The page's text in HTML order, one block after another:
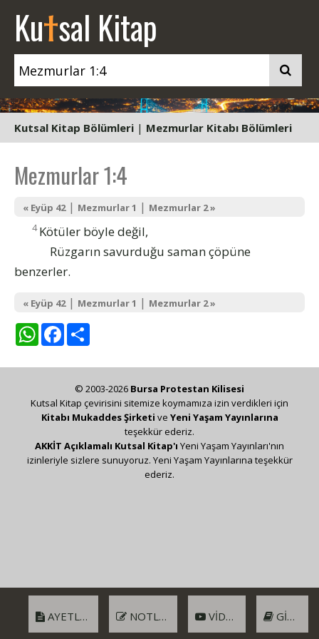
Kutsal Kitap
Kutsal Kitap Bölümleri | Mezmurlar Kitabı Bölümleri
Mezmurlar 1:4
« Eyüp 42| Mezmurlar 1 | Mezmurlar 2 »
4 Kötüler böyle değil,
Rüzgarın savurduğu saman çöpüne
benzerler.
« Eyüp 42| Mezmurlar 1 | Mezmurlar 2 »
WhatsAppFacebook
AYETLER NOTLAR VIDEO GIRIŞ
© 2003-2026 Bursa Protestan Kilisesi
Kutsal Kitap çevirisini sitemize koymamıza izin verdikleri için
Kitabı Mukaddes Şirketi ve Yeni Yaşam Yayınlarına
teşekkür ederiz.
AKKİT Açıklamalı Kutsal Kitap'ı Yeni Yaşam Yayınları'nın
izinleriyle sizlere sunuyoruz. Yeni Yaşam Yayınlarına teşekkür
ederiz.